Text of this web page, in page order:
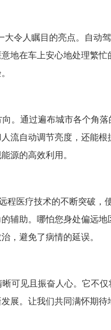
令人瞩目的亮点。自动
地在车上安心地处理繁
。通过遍布城市各个角
流自动调节亮度，还能
源的高效利用。
医疗技术的不断突破，
辅助。哪怕您身处偏远
，避免了病情的延误。
可见且振奋人心。它不
展。让我们共同满怀期